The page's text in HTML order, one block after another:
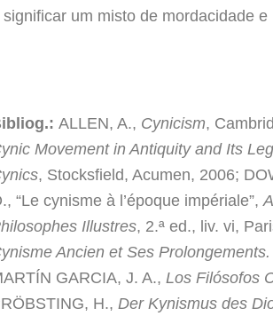
significar um misto de mordacidade e
ALLEN, A., Cynicism,
Movement in Antiquity and Its
, Stocksfield, Acumen, 2006;
“Le cynisme à l’époque impériale”,
Illustres, 2.ª ed., liv. vi,
Ancien et Ses
GARCIA, J. A., Los Filósofos
H., Der Kynismus des